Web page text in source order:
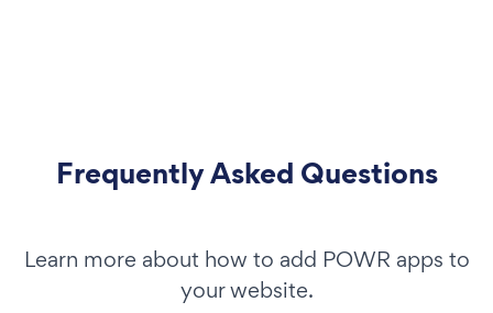
Frequently Asked Questions
Learn more about how to add POWR apps to
your website.